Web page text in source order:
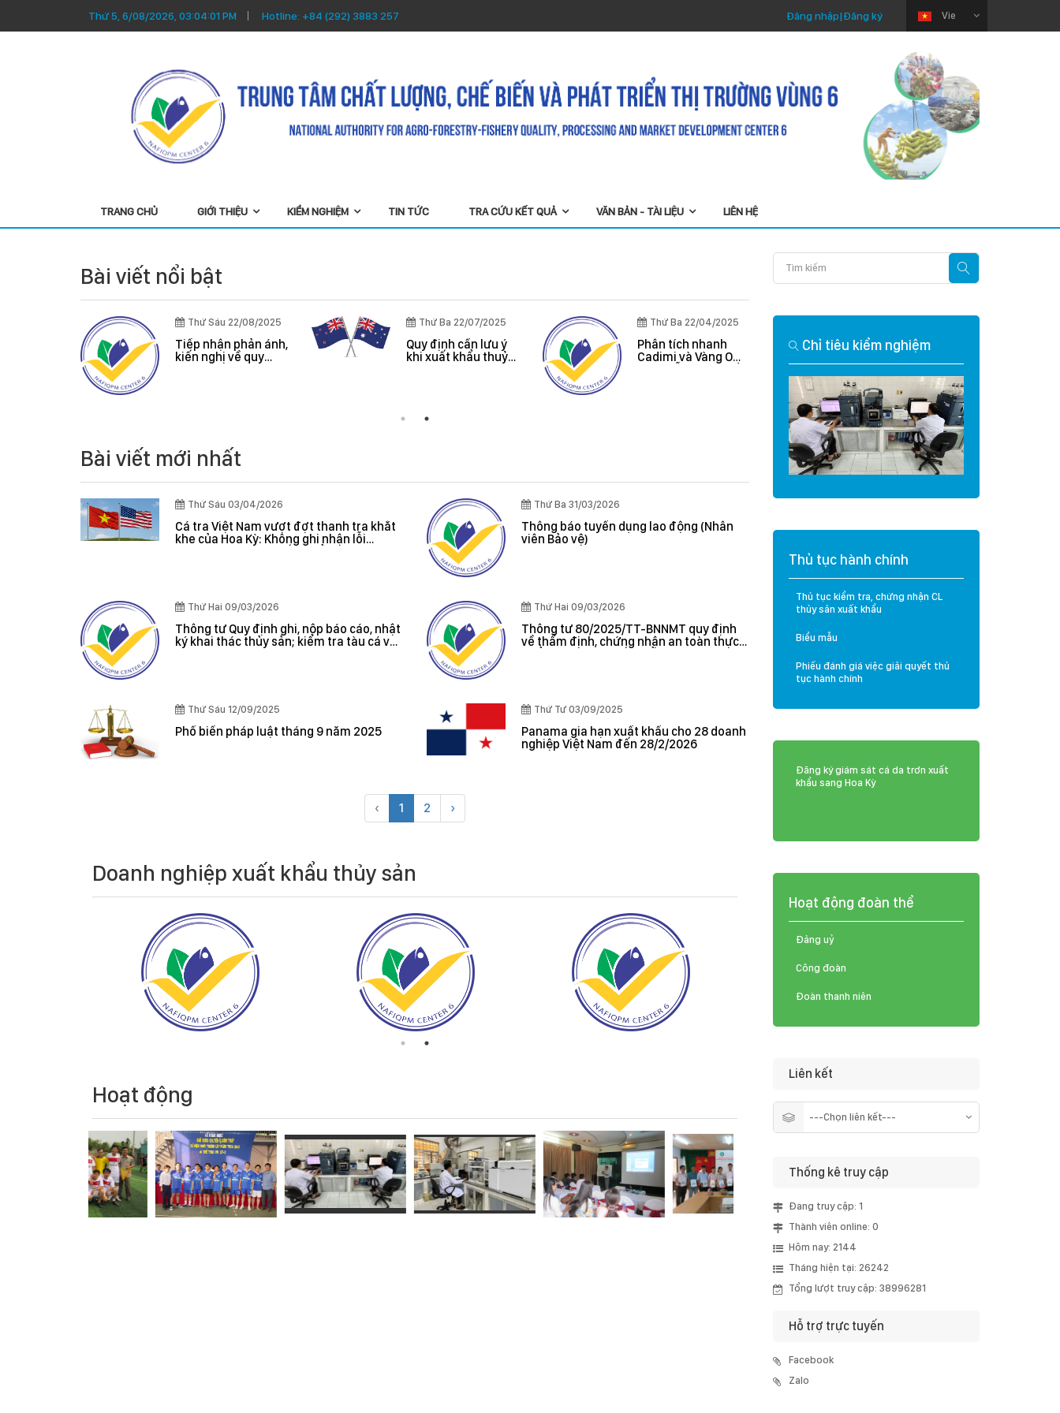
Thứ 5, 6/08/2026, 03:04:02 PM Hotline:+84 (292) 3883 257 Vie
Đăng nhập|Đăng ký
TRANG CHỦ GIỚI THIỆU KIỂM NGHIỆM TIN TỨC TRA CỨU KẾT QUẢ VĂN BẢN - TÀI LIỆU LIÊN HỆ
Bài viết nổi bật
Thứ Sáu 22/08/2025
Tiếp nhận phản ánh,
kiến nghị về quy
Thứ Ba 22/07/2025
Quy định cần lưu ý
khi xuất khẩu thuỷ
Thứ Ba 22/04/2025
Phân tích nhanh
Cadimi và Vàng O
Cá tra Việt Nam
vượt đợt thanh tra
khắt khe của Hoa
Kỳ: Không ghi nhận
lỗi nghiêm trọng, hệ
thống kiểm soát
được đánh giá hiệu
quả
Bài viết mới nhất
Thứ Sáu 03/04/2026
Cá tra Việt Nam vượt đợt thanh tra khắt
khe của Hoa Kỳ: Không ghi nhận lỗi
Thứ Ba 31/03/2026
Thông báo tuyển dụng lao động (Nhân
viên Bảo vệ)
Thứ Hai 09/03/2026
Thông tư Quy định ghi, nộp báo cáo, nhật
ký khai thác thủy sản; kiểm tra tàu cá và
Thứ Hai 09/03/2026
Thông tư 80/2025/TT-BNNMT quy định
về thẩm định, chứng nhận an toàn thực
Thứ Sáu 12/09/2025
Phổ biến pháp luật tháng 9 năm 2025
Thứ Tư 03/09/2025
Panama gia hạn xuất khẩu cho 28 doanh
nghiệp Việt Nam đến 28/2/2026
‹ 1 2 ›
Doanh nghiệp xuất khẩu thủy sản
Hoạt động
Chỉ tiêu kiểm nghiệm
Thủ tục hành chính
Thủ tục kiểm tra, chứng nhận CL
thủy sản xuất khẩu
Biểu mẫu
Phiếu đánh giá việc giải quyết thủ
tục hành chính
Đăng ký giám sát cá da trơn xuất
khẩu sang Hoa Kỳ
Hoạt động đoàn thể
Đảng uỷ
Công đoàn
Đoàn thanh niên
Liên kết
Thống kê truy cập
Đang truy cập: 1
Thành viên online: 0
Hôm nay: 2144
Tháng hiện tại: 26242
Tổng lượt truy cập: 38996281
Hỗ trợ trực tuyến
Facebook
Zalo